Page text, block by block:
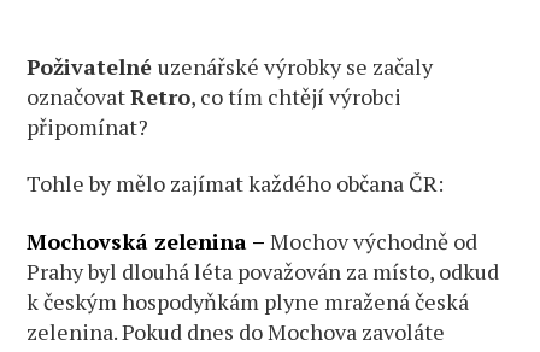
Poživatelnéuzenářské výrobky se začaly
označovatRetro, co tím chtějí výrobci
připomínat?
Tohle by mělo zajímat každého občana ČR:
Mochovská zelenina –Mochov východně od
Prahy byl dlouhá léta považován za místo, odkud
k českým hospodyňkám plyne mražená česká
zelenina. Pokud dnes do Mochova zavoláte